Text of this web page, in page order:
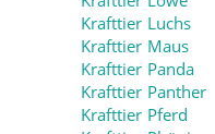
Krafttier Luchs
Krafttier Maus
Krafttier Panda
Krafttier Panther
Krafttier Pferd